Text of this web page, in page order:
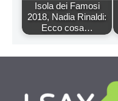
Isola dei Famosi
2018, Nadia Rinaldi:
Ecco cosa…